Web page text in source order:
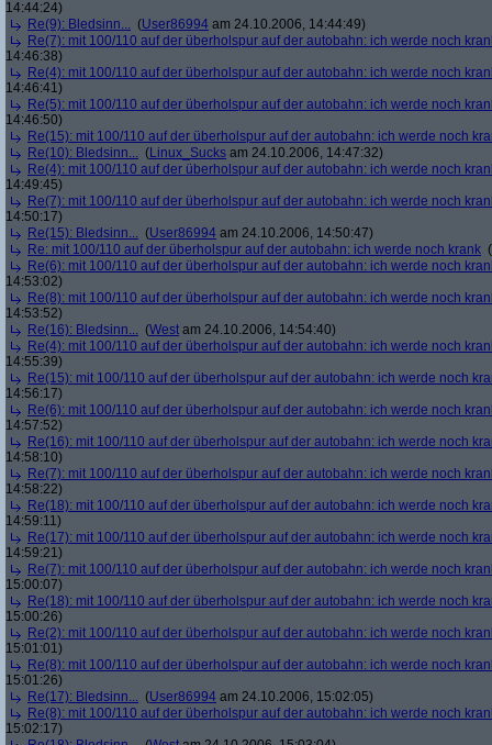
14:44:24)
Re(9): Bledsinn... (User86994 am 24.10.2006, 14:44:49)
Re(7): mit 100/110 auf der überholspur auf der autobahn: ich werde noch
14:46:38)
Re(4): mit 100/110 auf der überholspur auf der autobahn: ich werde noch
14:46:41)
Re(5): mit 100/110 auf der überholspur auf der autobahn: ich werde noch
14:46:50)
Re(15): mit 100/110 auf der überholspur auf der autobahn: ich werde noch
Re(10): Bledsinn... (Linux_Sucks am 24.10.2006, 14:47:32)
Re(4): mit 100/110 auf der überholspur auf der autobahn: ich werde noch
14:49:45)
Re(7): mit 100/110 auf der überholspur auf der autobahn: ich werde noch
14:50:17)
Re(15): Bledsinn... (User86994 am 24.10.2006, 14:50:47)
Re: mit 100/110 auf der überholspur auf der autobahn: ich werde noch krank (
Re(6): mit 100/110 auf der überholspur auf der autobahn: ich werde noch
14:53:02)
Re(8): mit 100/110 auf der überholspur auf der autobahn: ich werde noch
14:53:52)
Re(16): Bledsinn... (West am 24.10.2006, 14:54:40)
Re(4): mit 100/110 auf der überholspur auf der autobahn: ich werde noch
14:55:39)
Re(15): mit 100/110 auf der überholspur auf der autobahn: ich werde noch
14:56:17)
Re(6): mit 100/110 auf der überholspur auf der autobahn: ich werde noch
14:57:52)
Re(16): mit 100/110 auf der überholspur auf der autobahn: ich werde noch
14:58:10)
Re(7): mit 100/110 auf der überholspur auf der autobahn: ich werde noch
14:58:22)
Re(18): mit 100/110 auf der überholspur auf der autobahn: ich werde noch
14:59:11)
Re(17): mit 100/110 auf der überholspur auf der autobahn: ich werde noch
14:59:21)
Re(7): mit 100/110 auf der überholspur auf der autobahn: ich werde noch
15:00:07)
Re(18): mit 100/110 auf der überholspur auf der autobahn: ich werde noch
15:00:26)
Re(2): mit 100/110 auf der überholspur auf der autobahn: ich werde noch
15:01:01)
Re(8): mit 100/110 auf der überholspur auf der autobahn: ich werde noch
15:01:26)
Re(17): Bledsinn... (User86994 am 24.10.2006, 15:02:05)
Re(8): mit 100/110 auf der überholspur auf der autobahn: ich werde noch
15:02:17)